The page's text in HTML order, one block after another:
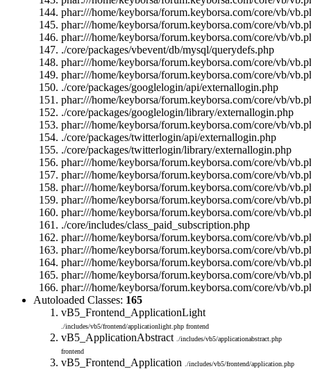
phar:///home/keyborsa/forum.keyborsa.com/core/vb/
phar:///home/keyborsa/forum.keyborsa.com/core/vb/
phar:///home/keyborsa/forum.keyborsa.com/core/vb/
./core/packages/vbevent/db/mysql/querydefs.php
phar:///home/keyborsa/forum.keyborsa.com/core/vb/
phar:///home/keyborsa/forum.keyborsa.com/core/vb/
./core/packages/googlelogin/api/externallogin.php
phar:///home/keyborsa/forum.keyborsa.com/core/vb/
./core/packages/googlelogin/library/externallogin.php
phar:///home/keyborsa/forum.keyborsa.com/core/vb/
./core/packages/twitterlogin/api/externallogin.php
./core/packages/twitterlogin/library/externallogin.php
phar:///home/keyborsa/forum.keyborsa.com/core/vb/
phar:///home/keyborsa/forum.keyborsa.com/core/vb/
phar:///home/keyborsa/forum.keyborsa.com/core/vb/
phar:///home/keyborsa/forum.keyborsa.com/core/vb/
phar:///home/keyborsa/forum.keyborsa.com/core/vb/
./core/includes/class_paid_subscription.php
phar:///home/keyborsa/forum.keyborsa.com/core/vb/
phar:///home/keyborsa/forum.keyborsa.com/core/vb/
phar:///home/keyborsa/forum.keyborsa.com/core/vb/
phar:///home/keyborsa/forum.keyborsa.com/core/vb/
phar:///home/keyborsa/forum.keyborsa.com/core/vb/
Autoloaded Classes: 165
vB5_Frontend_ApplicationLight
./includes/vb5/frontend/applicationlight.php frontend
vB5_ApplicationAbstract
./includes/vb5/applicationabstract.php
frontend
vB5_Frontend_Application
./includes/vb5/frontend/application.php